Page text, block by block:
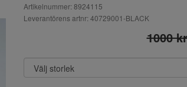
Artikelnummer: 8924115
Leverantörens artnr: 40729001-BLACK
1000 kr